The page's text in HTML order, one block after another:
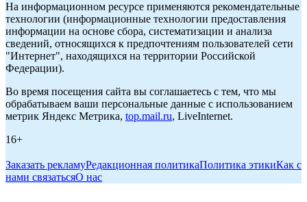
На информационном ресурсе применяются рекомендательные
технологии (информационные технологии предоставления
информации на основе сбора, систематизации и анализа
сведений, относящихся к предпочтениям пользователей сети
"Интернет", находящихся на территории Российской
Федерации).
Во время посещения сайта вы соглашаетесь с тем, что мы
обрабатываем ваши персональные данные с использованием
метрик Яндекс Метрика, top.mail.ru, LiveInternet.
16+
Заказать рекламуРедакционная политикаПолитика этикиКак с
нами связатьсяО нас